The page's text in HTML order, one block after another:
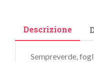
Descrizione
Sempreverde,